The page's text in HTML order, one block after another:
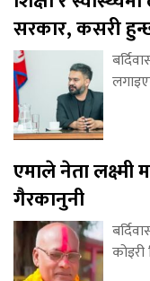
सरकार, कसरी
एमाले नेता लक्ष्मी
गैरकानुनी